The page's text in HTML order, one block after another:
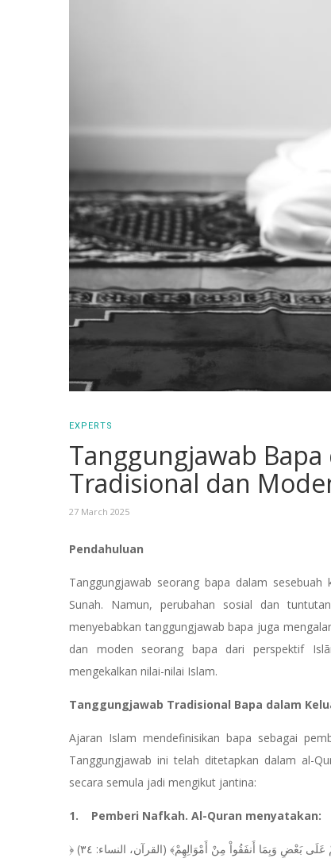
EXPERTS
Tanggungjawab
Tradisional dan
27 March 2025
Pendahuluan
Tanggungjawab seorang bapa dalam
Sunah. Namun, perubahan sosial dan
menyebabkan tanggungjawab bapa juga
dan moden seorang bapa dari perspektif
mengekalkan nilai-nilai Islam.
Tanggungjawab Tradisional Bapa dalam
Ajaran Islam mendefinisikan bapa sebagai
Tanggungjawab ini telah ditetapkan dalam al-
secara semula jadi mengikut jantina:
1. Pemberi Nafkah. Al-Quran menyatakan: